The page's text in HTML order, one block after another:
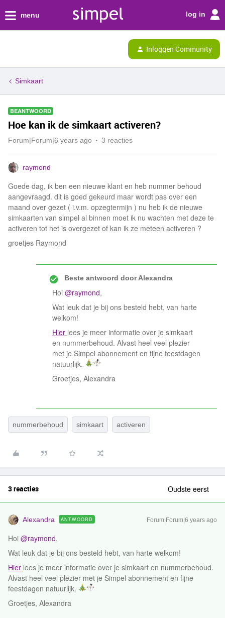
menu log in
Inloggen Community
Simkaart
BEANTWOORD
Hoe kan ik de simkaart activeren?
Forum|Forum|6 years ago 3 reacties
raymond
Goede dag, ik ben een nieuwe klant en heb nummer behoud
aangevraagd. dit is goed gekeurd maar wordt pas over een
maand over gezet ( i.v.m. opzegtermijn ) nu heb ik de nieuwe
simkaarten van simpel al binnen moet ik nu wachten met deze te
activeren tot het is overgezet of kan ik ze meteen activeren ?
groetjes Raymond
Beste antwoord doorAlexandra
Hoi @raymond,
Wat leuk dat je bij ons besteld hebt, van harte
welkom!
Hier lees je meer informatie over je simkaart
en nummerbehoud. Alvast heel veel plezier
met je Simpel abonnement en fijne feestdagen
natuurlijk.
Groetjes, Alexandra
nummerbehoud simkaart activeren
3 reacties Oudste eerst
Alexandra ANTWOORD Forum|Forum|6 years ago
Hoi @raymond,
Wat leuk dat je bij ons besteld hebt, van harte welkom!
Hier lees je meer informatie over je simkaart en nummerbehoud.
Alvast heel veel plezier met je Simpel abonnement en fijne
feestdagen natuurlijk.
Groetjes, Alexandra